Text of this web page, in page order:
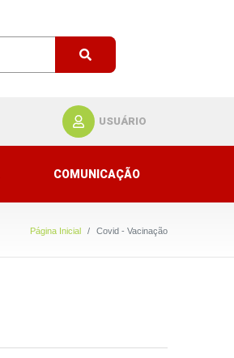
USUÁRIO
COMUNICAÇÃO
Página Inicial Covid - Vacinação